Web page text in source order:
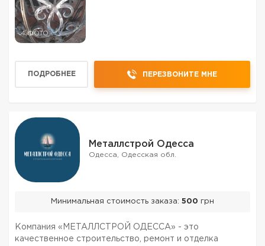
4 ФОТО
ПОДРОБНЕЕ ПЕРЕЗВОНИТЕ МНЕ
Металлстрой Одесса
Одесса, Одесская обл.
Минимальная стоимость заказа: 500 грн
Компания «МЕТАЛЛСТРОЙ ОДЕССА» - это
качественное строительство, ремонт и отделка